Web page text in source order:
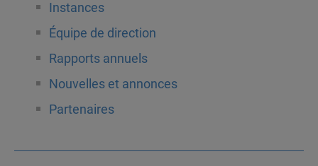
Instances
Équipe de direction
Rapports annuels
Nouvelles et annonces
Partenaires